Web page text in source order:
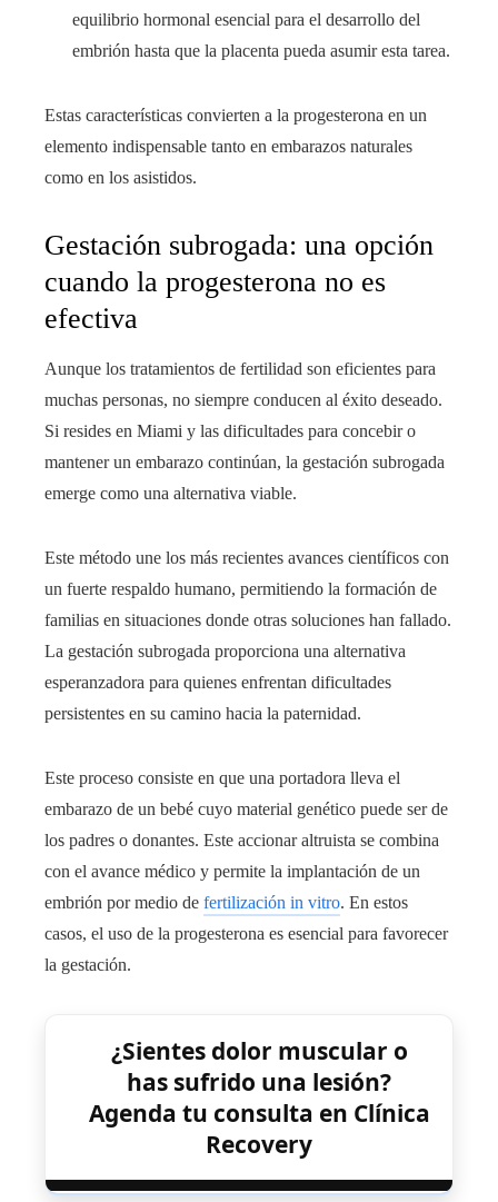
equilibrio hormonal esencial para el desarrollo del
embrión hasta que la placenta pueda asumir esta tarea.
Estas características convierten a la progesterona en un
elemento indispensable tanto en embarazos naturales
como en los asistidos.
Gestación subrogada: una opción
cuando la progesterona no es
efectiva
Aunque los tratamientos de fertilidad son eficientes para
muchas personas, no siempre conducen al éxito deseado.
Si resides en Miami y las dificultades para concebir o
mantener un embarazo continúan, la gestación subrogada
emerge como una alternativa viable.
Este método une los más recientes avances científicos con
un fuerte respaldo humano, permitiendo la formación de
familias en situaciones donde otras soluciones han fallado.
La gestación subrogada proporciona una alternativa
esperanzadora para quienes enfrentan dificultades
persistentes en su camino hacia la paternidad.
Este proceso consiste en que una portadora lleva el
embarazo de un bebé cuyo material genético puede ser de
los padres o donantes. Este accionar altruista se combina
con el avance médico y permite la implantación de un
embrión por medio de fertilización in vitro. En estos
casos, el uso de la progesterona es esencial para favorecer
la gestación.
¿Sientes dolor muscular o
has sufrido una lesión?
Agenda tu consulta en Clínica
Recovery